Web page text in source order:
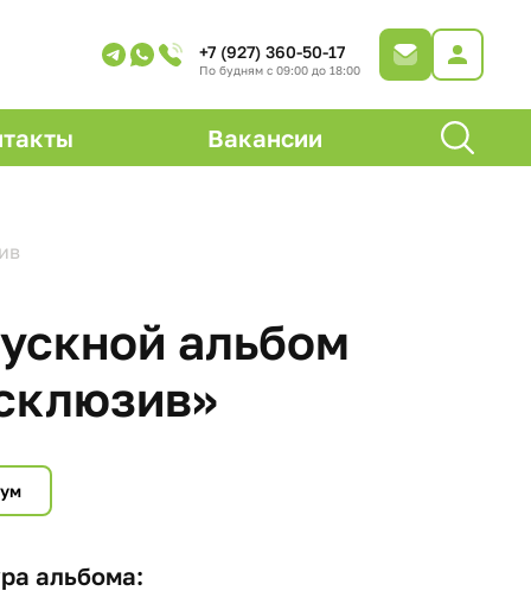
+7 (927) 360-50-17
По будням с 09:00 до 18:00
Вакансии
альбом
альбома: